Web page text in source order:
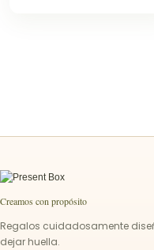
Creamos con propósito
Regalos cuidadosamente
dejar huella.